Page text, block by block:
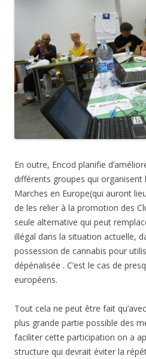
En outre, Encod planifie
différents groupes qui organisent
Marches en Europe(qui auront
de les relier à la promotion des
seule alternative qui peut
illégal dans la situation actuelle,
possession de cannabis pour
dépénalisée . C’est le cas de
européens.
Tout cela ne peut être fait
plus grande partie possible des
faciliter cette participation on a
structure qui devrait éviter la